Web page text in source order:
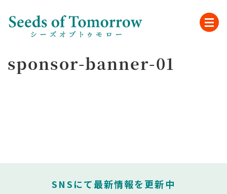
sponsor-banner-01
SNSにて最新情報を更新中